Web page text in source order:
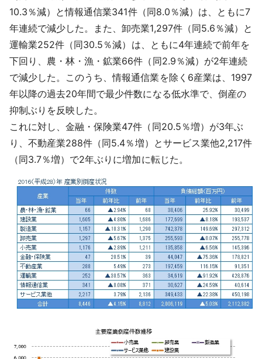
10.3％減）と情報通信業341件（同8.0％減）は、ともに7
年連続で減少した。また、卸売業1,297件（同5.6％減）と
運輸業252件（同30.5％減）は、ともに4年連続で前年を
下回り、農・林・漁・鉱業66件（同2.9％減）が2年連続
で減少した。このうち、情報通信業を除く6産業は、1997
年以降の過去20年間で最少件数になる低水準で、倒産の
抑制ぶりを反映した。
これに対し、金融・保険業47件（同20.5％増）が3年ぶ
り、不動産業288件（同5.4％増）とサービス業他2,217件
（同3.7％増）で2年ぶりに増加に転じた。